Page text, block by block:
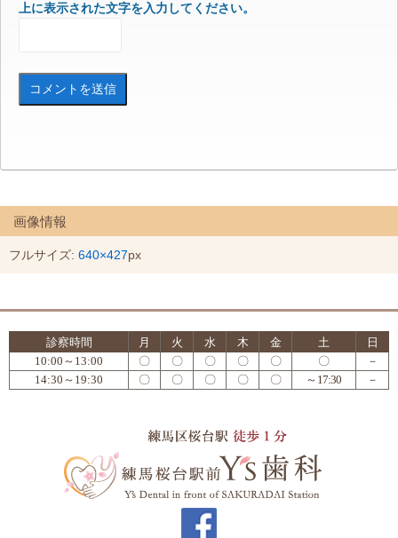
上に表示された文字を入力してください。
画像情報
フルサイズ: 640×427px
診察時間 月 火 水 木 金 土
日
10:00～13:00
〇 〇 〇 〇 〇 〇
－
14:30～19:30
〇 〇 〇 〇 〇 ～17:30 －